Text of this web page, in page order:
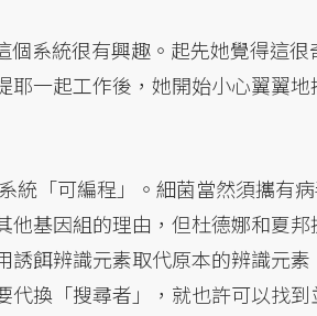
個系統很有興趣。起先她覺得這
耶一起工作後，她開始小心翼翼
統「可編程」。細菌當然須攜有
他基因組的理由，但杜德娜和夏
餌辨識元素取代原本的辨識元
換「搜尋者」，就也許可以找到